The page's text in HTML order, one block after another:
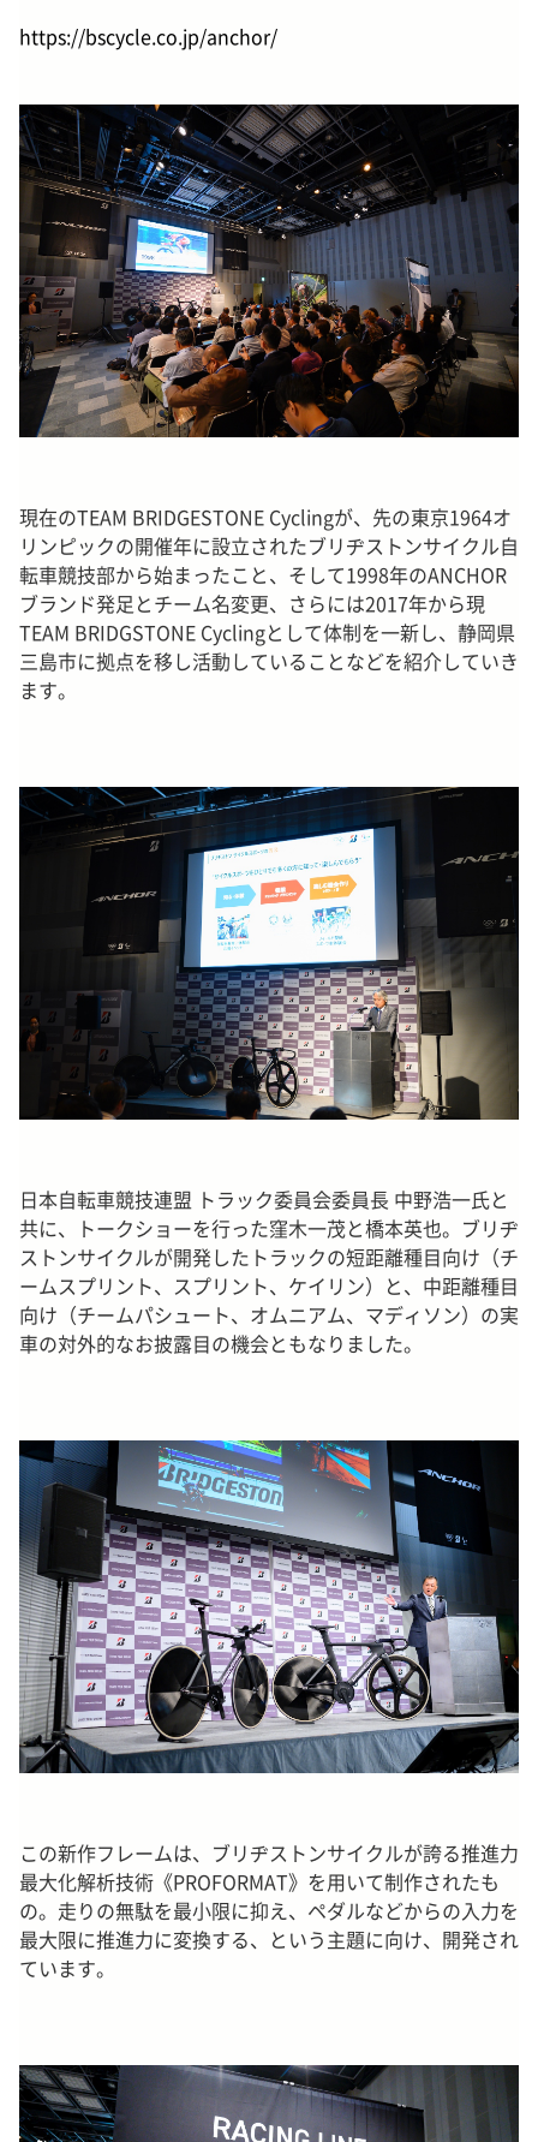
https://bscycle.co.jp/anchor/
現在のTEAM BRIDGESTONE Cyclingが、先の東京1964オ
リンピックの開催年に設立されたブリヂストンサイクル自
転車競技部から始まったこと、そして1998年のANCHOR
ブランド発足とチーム名変更、さらには2017年から現
TEAM BRIDGSTONE Cyclingとして体制を一新し、静岡県
三島市に拠点を移し活動していることなどを紹介していき
ます。
日本自転車競技連盟 トラック委員会委員長 中野浩一氏と
共に、トークショーを行った窪木一茂と橋本英也。ブリヂ
ストンサイクルが開発したトラックの短距離種目向け（チ
ームスプリント、スプリント、ケイリン）と、中距離種目
向け（チームパシュート、オムニアム、マディソン）の実
車の対外的なお披露目の機会ともなりました。
この新作フレームは、ブリヂストンサイクルが誇る推進力
最大化解析技術《PROFORMAT》を用いて制作されたも
の。走りの無駄を最小限に抑え、ペダルなどからの入力を
最大限に推進力に変換する、という主題に向け、開発され
ています。